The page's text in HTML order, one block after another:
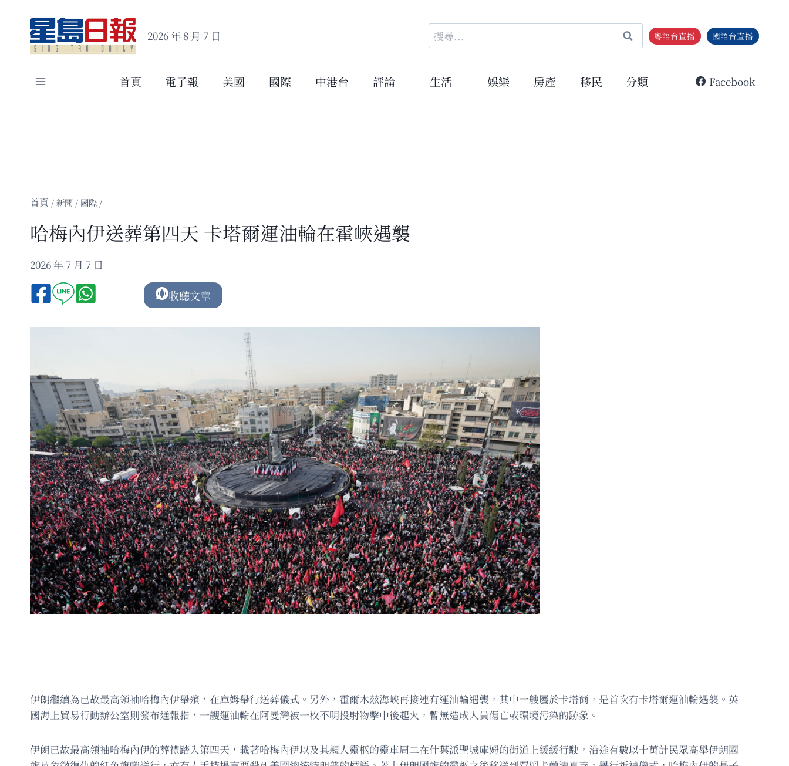
content
2026 年 8 月 7 日
搜
尋
鍵
粵語台直播 國語台直播
首頁 電子報 美國 國際 中港台 評論 生活 娛樂 房產 移民 分類 Facebook
/新聞 / 國際 /
哈梅內伊送葬第四天 卡塔爾運油輪在霍峽遇襲
2026 年 7 月 7 日
收聽文章
伊朗繼續為已故最高領袖哈梅內伊舉殯，在庫姆舉行送葬儀式。另外，霍爾木茲海峽再接連有運油輪遇襲，其中一艘屬於卡塔爾，是首次有卡塔爾運油輪遇襲。英
國海上貿易行動辦公室則發布通報指，一艘運油輪在阿曼灣被一枚不明投射物擊中後起火，暫無造成人員傷亡或環境污染的跡象。
伊朗已故最高領袖哈梅內伊的葬禮踏入第四天，載著哈梅內伊以及其親人靈柩的靈車周二在什葉派聖城庫姆的街道上緩緩行駛，沿途有數以十萬計民眾高舉伊朗國